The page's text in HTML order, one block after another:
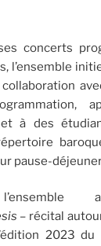
concerts
l’ensemble
à des
pause-
– récital
2023 du